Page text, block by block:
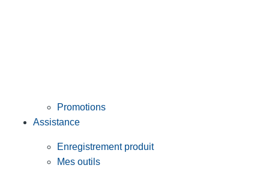
Promotions
Assistance
Enregistrement produit
Mes outils